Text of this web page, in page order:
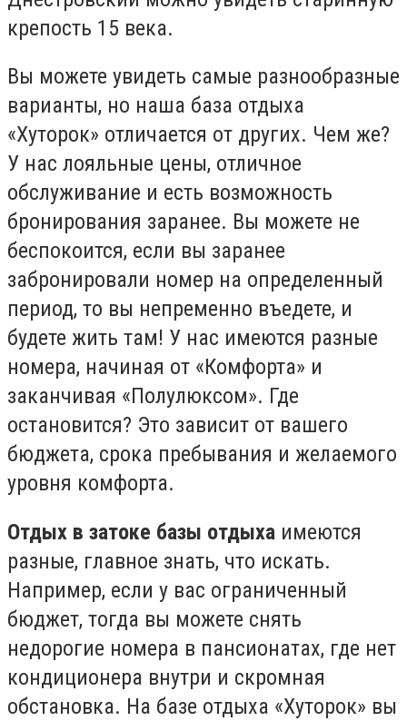
крепость 15 века.
Вы можете увидеть самые разнообразные
варианты, но наша база отдыха
«Хуторок» отличается от других. Чем же?
У нас лояльные цены, отличное
обслуживание и есть возможность
бронирования заранее. Вы можете не
беспокоится, если вы заранее
забронировали номер на определенный
период, то вы непременно въедете, и
будете жить там! У нас имеются разные
номера, начиная от «Комфорта» и
заканчивая «Полулюксом». Где
остановится? Это зависит от вашего
бюджета, срока пребывания и желаемого
уровня комфорта.
Отдых в затоке базы отдыха имеются
разные, главное знать, что искать.
Например, если у вас ограниченный
бюджет, тогда вы можете снять
недорогие номера в пансионатах, где нет
кондиционера внутри и скромная
обстановка. На базе отдыха «Хуторок» вы